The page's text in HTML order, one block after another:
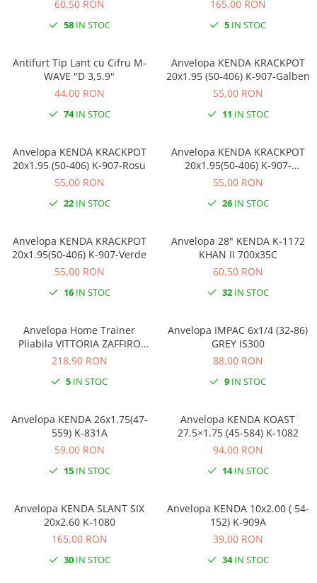
60,50 RON
58IN STOC
165,00 RON
5 IN STOC
Antifurt Tip Lant cu Cifru M-
WAVE "D 3,5.9"
44,00 RON
74IN STOC
Anvelopa KENDA KRACKPOT
20x1.95 (50-406) K-907-Galben
55,00 RON
11 IN STOC
Anvelopa KENDA KRACKPOT
20x1.95 (50-406) K-907-Rosu
55,00 RON
22IN STOC
Anvelopa KENDA KRACKPOT
20x1.95(50-406) K-907-
Portocaliu
55,00 RON
26IN STOC
Anvelopa KENDA KRACKPOT
20x1.95(50-406) K-907-Verde
55,00 RON
16IN STOC
Anvelopa 28" KENDA K-1172
KHAN II 700x35C
60,50 RON
32IN STOC
Anvelopa Home Trainer
Pliabila VITTORIA ZAFFIRO
PRO 23-622 700x23 Rosu
218,90 RON
5 IN STOC
Anvelopa IMPAC 6x1/4 (32-86)
GREY IS300
88,00 RON
9 IN STOC
Anvelopa KENDA 26x1.75(47-
559) K-831A
59,00 RON
15IN STOC
Anvelopa KENDA KOAST
27.5×1.75 (45-584) K-1082
94,00 RON
14IN STOC
Anvelopa KENDA SLANT SIX
20x2.60 K-1080
165,00 RON
30IN STOC
Anvelopa KENDA 10x2.00 ( 54-
152) K-909A
39,00 RON
34IN STOC